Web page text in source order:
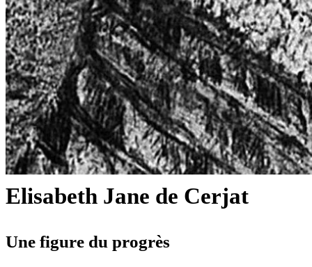
Elisabeth Jane de Cerjat
Une figure du progrès